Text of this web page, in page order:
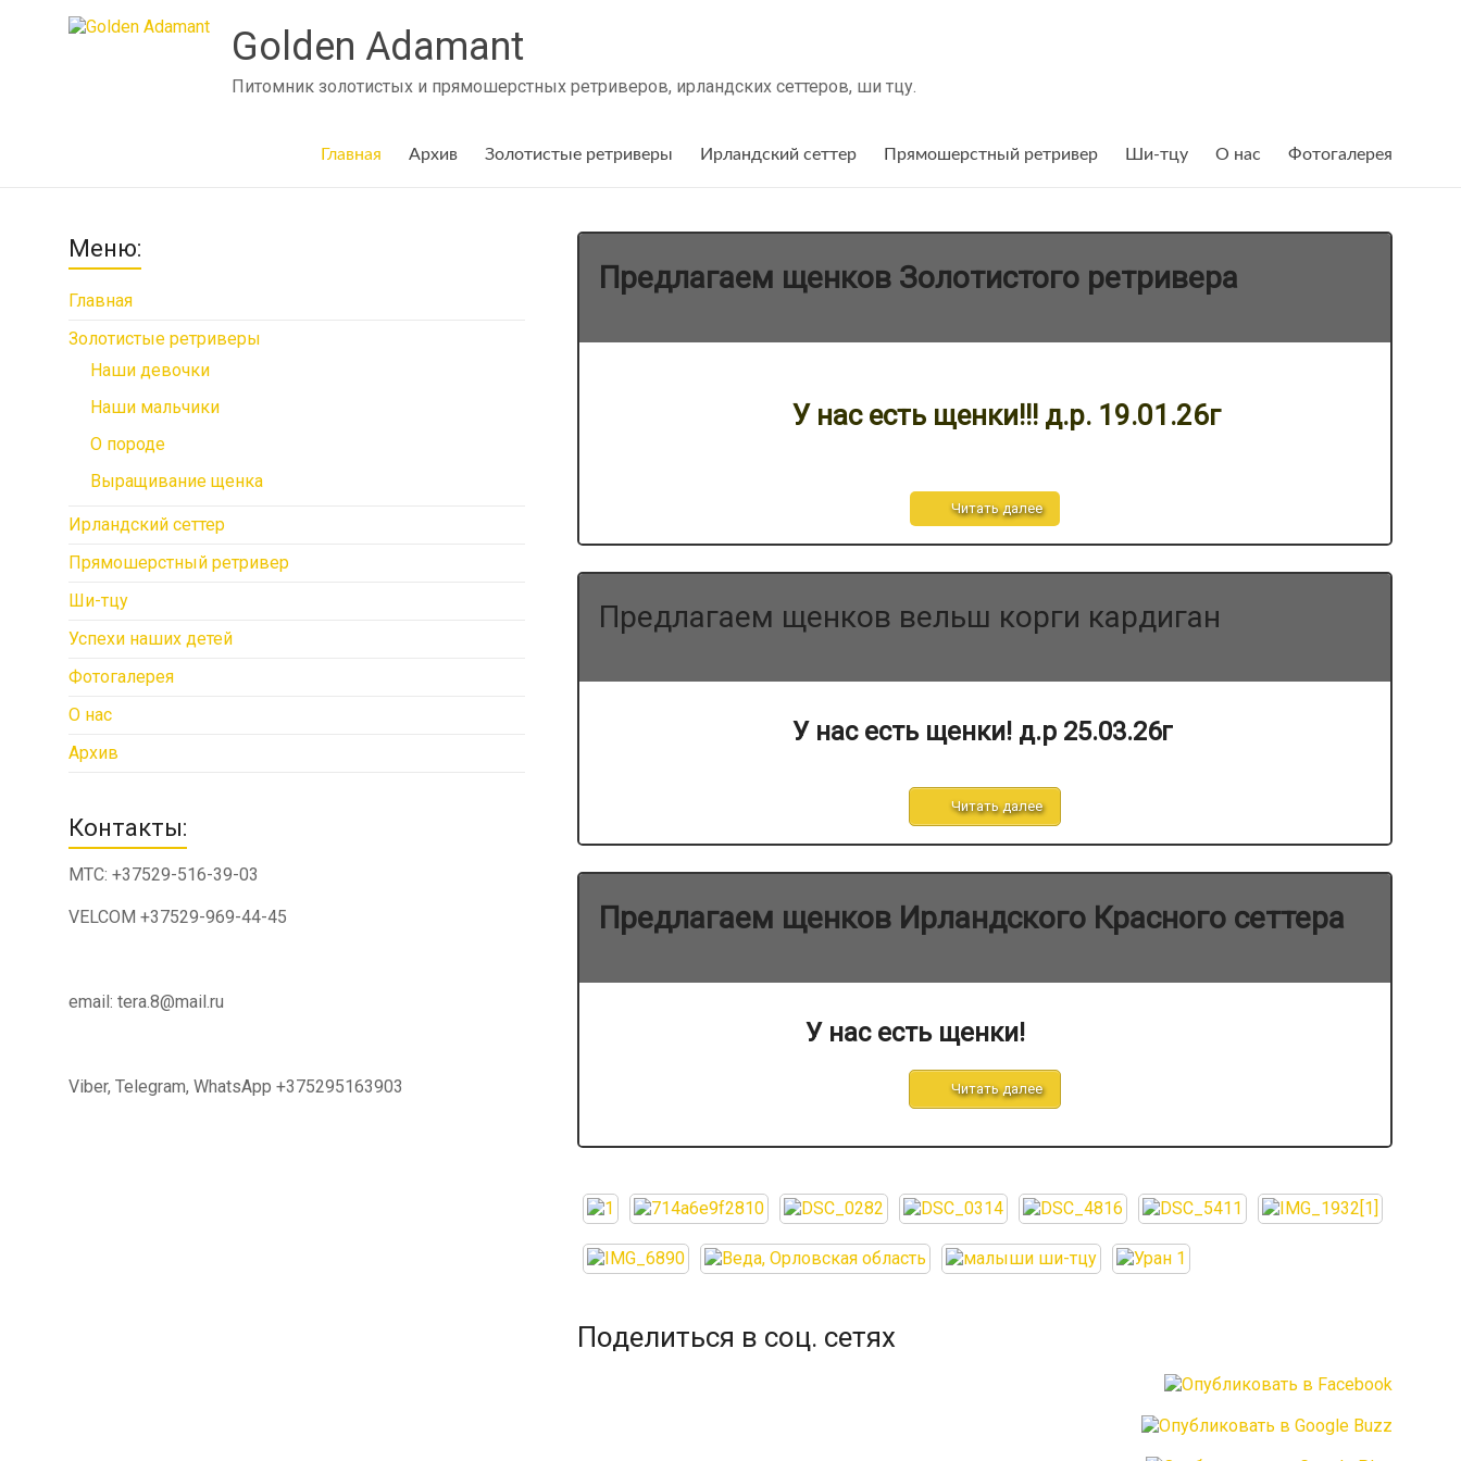
Golden Adamant
Питомник золотистых и прямошерстных ретриверов, ирландских сеттеров, ши тцу.
Главная Архив Золотистые ретриверы Ирландский сеттер Прямошерстный ретривер Ши-тцу О нас Фотогалерея
Предлагаем щенков Золотистого ретривера
У нас есть щенки!!! д.р. 19.01.26г
Читать далее
Предлагаем щенков вельш корги кардиган
У нас есть щенки! д.р 25.03.26г
Читать далее
Предлагаем щенков Ирландского Красного сеттера
У нас есть щенки!
Читать далее
Поделиться в соц. сетях
Меню:
Главная
Золотистые ретриверы
Наши девочки
Наши мальчики
О породе
Выращивание щенка
Ирландский сеттер
Прямошерстный ретривер
Ши-тцу
Успехи наших детей
Фотогалерея
О нас
Архив
Контакты:
МТС: +37529-516-39-03
VELCOM +37529-969-44-45
email: tera.8@mail.ru
Viber, Telegram, WhatsApp +375295163903